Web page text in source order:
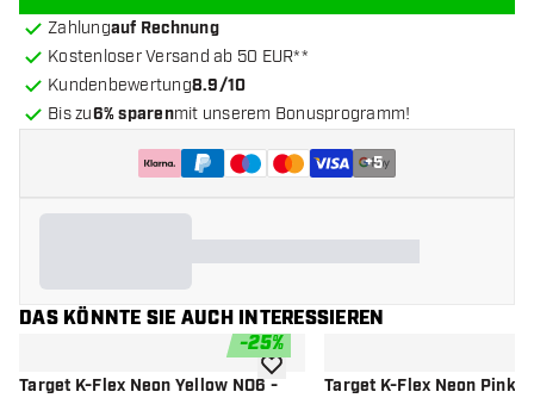
Zahlungauf Rechnung
Kostenloser Versand ab 50 EUR**
Kundenbewertung8.9/10
Bis zu6% sparenmit unserem Bonusprogramm!
+5
DAS KÖNNTE SIE AUCH INTERESSIEREN
-25%
Target K-Flex Neon Yellow NO6 -Zur Wunschliste hinzufügen
Target K-Flex Neon Pink